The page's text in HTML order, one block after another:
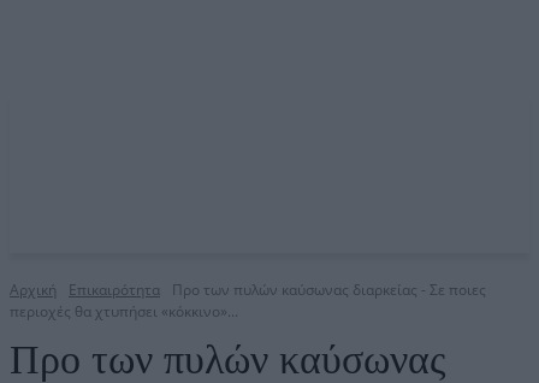
Αρχική Επικαιρότητα
Προ των πυλών καύσωνας διαρκείας - Σε ποιες
περιοχές θα χτυπήσει «κόκκινο»...
Προ των πυλών καύσωνας